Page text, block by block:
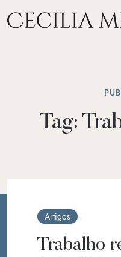
Tag:
Artigos
Trabalho